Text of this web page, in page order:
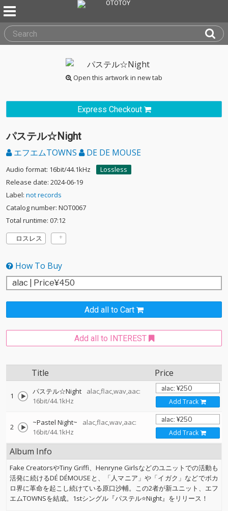
Open this artwork in new tab
Express Checkout
パステル☆Night
エフエムTOWNS DE DE MOUSE
Audio format: 16bit/44.1kHz
Lossless
Release date: 2024-06-19
Label: not records
Catalog number: NOT0067
Total runtime: 07:12
ロスレス
How To Buy
Add all to Cart
Add all to INTEREST
Title Price
1 パステル☆Night
alac,flac,wav,aac:
16bit/44.1kHz
Add Track
2 ~Pastel Night~
alac,flac,wav,aac:
16bit/44.1kHz
Add Track
Album Info
Fake CreatorsやTiny Griffi、Henryne Girlsなどのユニットでの活動も
活発に続けるDÉ DÉMOUSEと、「人マニア」や「イガク」などでボカ
ロ界に革命を起こし続けている原口沙輔。この2者が新ユニット、エフ
エムTOWNSを結成。1stシングル『パステル⭐️Night』をリリース！